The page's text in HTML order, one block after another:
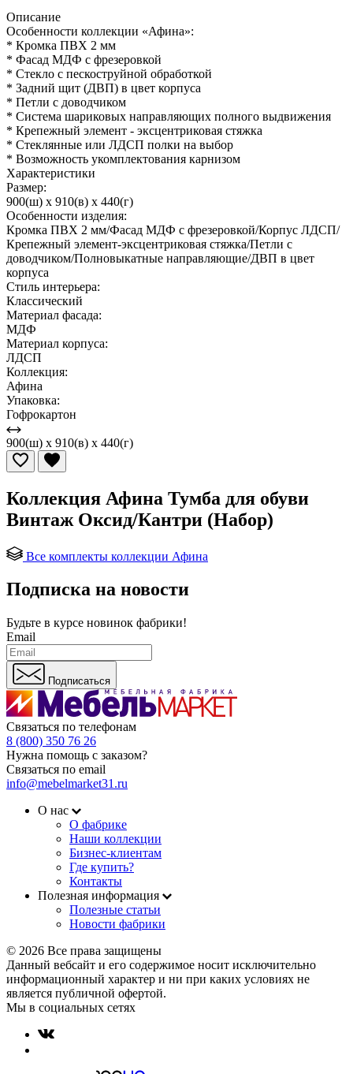
Описание
Особенности коллекции «Афина»:
* Кромка ПВХ 2 мм
* Фасад МДФ с фрезеровкой
* Стекло с пескоструйной обработкой
* Задний щит (ДВП) в цвет корпуса
* Петли с доводчиком
* Система шариковых направляющих полного выдвижения
* Крепежный элемент - эксцентриковая стяжка
* Стеклянные или ЛДСП полки на выбор
* Возможность укомплектования карнизом
Характеристики
Размер:
900(ш) x 910(в) x 440(г)
Особенности изделия:
Кромка ПВХ 2 мм/Фасад МДФ с фрезеровкой/Корпус ЛДСП/
Крепежный элемент-эксцентриковая стяжка/Петли с
доводчиком/Полновыкатные направляющие/ДВП в цвет
корпуса
Стиль интерьера:
Классический
Материал фасада:
МДФ
Материал корпуса:
ЛДСП
Коллекция:
Афина
Упаковка:
Гофрокартон
900(ш) x 910(в) x 440(г)
Коллекция Афина Тумба для обуви
Винтаж Оксид/Кантри (Набор)
Все комплекты коллекции Афина
Подписка на новости
Будьте в курсе новинок фабрики!
Email
Подписаться
Связаться по телефонам
8 (800) 350 76 26
Нужна помощь с заказом?
Связаться по email
info@mebelmarket31.ru
О нас
О фабрике
Наши коллекции
Бизнес-клиентам
Где купить?
Контакты
Полезная информация
Полезные статьи
Новости фабрики
© 2026 Все права защищены
Данный вебсайт и его содержимое носит исключительно
информационный характер и ни при каких условиях не
является публичной офертой.
Мы в социальных сетях